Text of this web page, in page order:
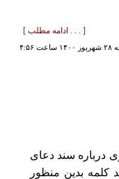
[ . . . ادامه مطلب ]
۴:۵۶
درباره سند دعای
کلمه بدين منظور